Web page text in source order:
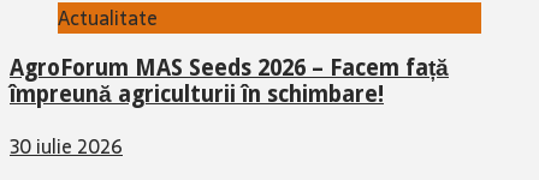
Actualitate
AgroForum MAS Seeds 2026 – Facem față
împreună agriculturii în schimbare!
30 iulie 2026